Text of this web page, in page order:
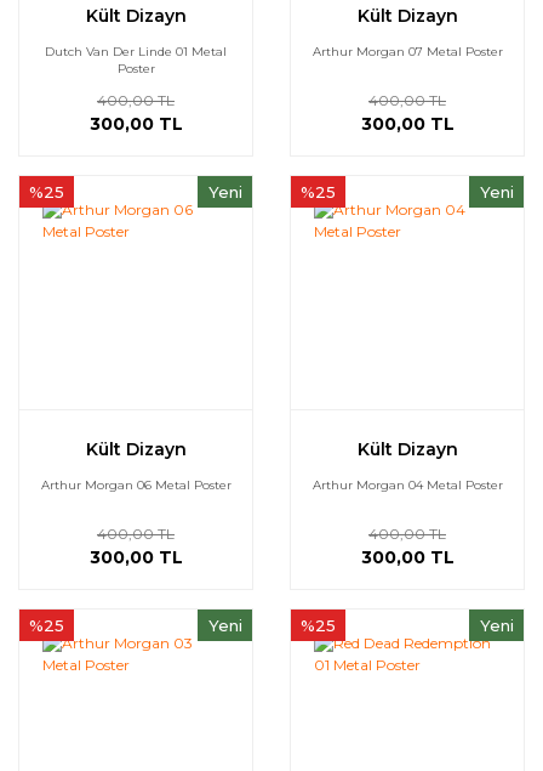
Kült Dizayn
Dutch Van Der Linde 01 Metal
Poster
400,00 TL
300,00 TL
Kült Dizayn
Arthur Morgan 07 Metal Poster
400,00 TL
300,00 TL
Yeni
%25
Kült Dizayn
Arthur Morgan 06 Metal Poster
400,00 TL
300,00 TL
Yeni
%25
Kült Dizayn
Arthur Morgan 04 Metal Poster
400,00 TL
300,00 TL
Yeni
%25 Yeni
%25